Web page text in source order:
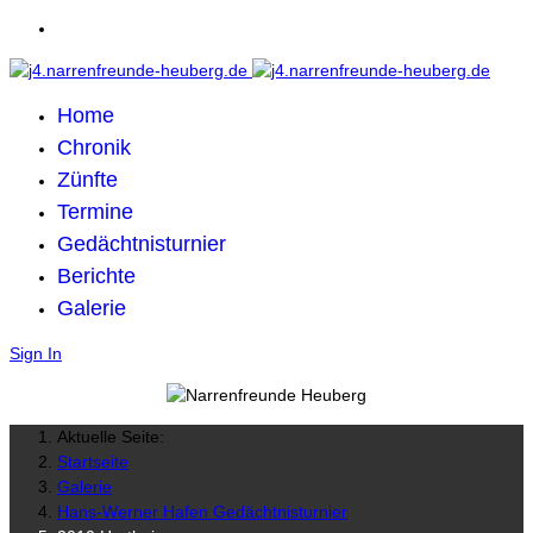
Home
Chronik
Zünfte
Termine
Gedächtnisturnier
Berichte
Galerie
Sign In
Aktuelle Seite:
Startseite
Galerie
Hans-Werner Hafen Gedächtnisturnier